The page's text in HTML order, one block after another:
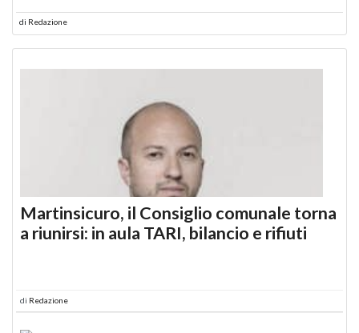
di Redazione
Martinsicuro, il Consiglio comunale torna
a riunirsi: in aula TARI, bilancio e rifiuti
di Redazione